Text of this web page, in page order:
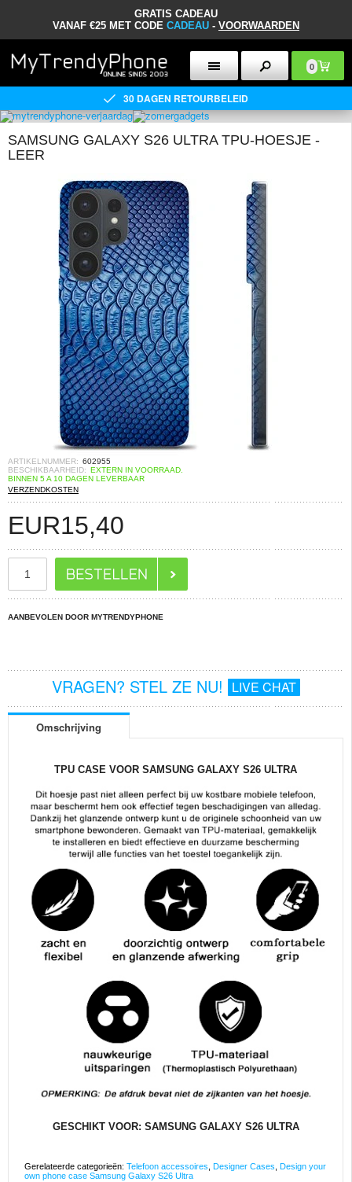
GRATIS CADEAU
VANAF €25 MET CODE CADEAU - VOORWAARDEN
0
30 DAGEN RETOURBELEID
SAMSUNG GALAXY S26 ULTRA TPU-HOESJE -
LEER
ARTIKELNUMMER: 602955
BESCHIKBAARHEID: EXTERN IN VOORRAAD.
BINNEN 5 A 10 DAGEN LEVERBAAR
VERZENDKOSTEN
EUR15,40
AANBEVOLEN DOOR MYTRENDYPHONE
VRAGEN? STEL ZE NU! LIVE CHAT
Omschrijving
TPU CASE VOOR SAMSUNG GALAXY S26 ULTRA
GESCHIKT VOOR: SAMSUNG GALAXY S26 ULTRA
Gerelateerde categorieën: Telefoon accessoires Designer Cases
Design your
own phone case Samsung Galaxy S26 Ultra